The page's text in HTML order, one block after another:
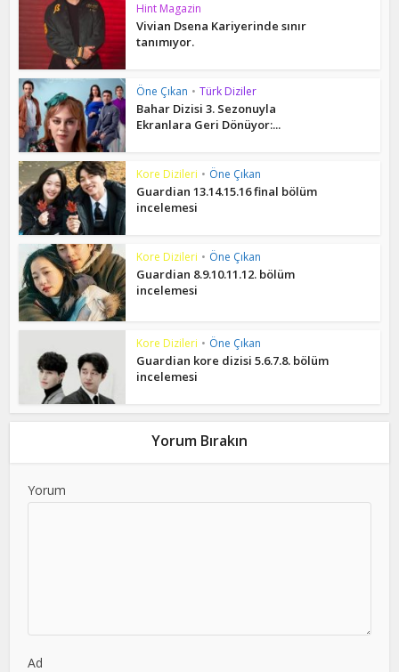
Hint Magazin
Vivian Dsena Kariyerinde sınır
tanımıyor.
Öne Çıkan • Türk Diziler
Bahar Dizisi 3. Sezonuyla
Ekranlara Geri Dönüyor:...
Kore Dizileri • Öne Çıkan
Guardian 13.14.15.16 final bölüm
incelemesi
Kore Dizileri • Öne Çıkan
Guardian 8.9.10.11.12. bölüm
incelemesi
Kore Dizileri • Öne Çıkan
Guardian kore dizisi 5.6.7.8. bölüm
incelemesi
Yorum Bırakın
Yorum
Ad